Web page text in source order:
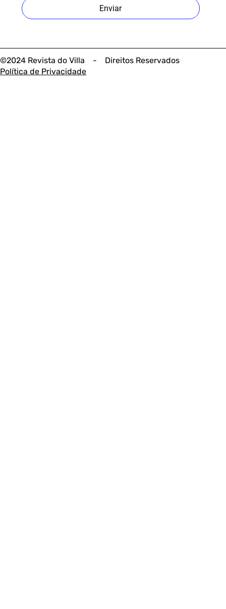
©2024 Revista do Villa - Direitos Reservados
Política de Privacidade
Enviar